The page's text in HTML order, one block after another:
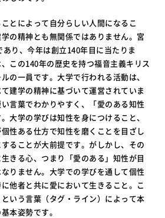
とによって自分らしい人間になるこ
の精神とも無関係ではありません。宮
り、今年は創立140年目に当たりま
この140年の歴史を持つ福音主義キリス
の一員です。大学で行われる活動は、
建学の精神に基づいて運営されていま
言葉でわかりやすく、「愛のある知性
大学の学びは知性を身につけること、
性ある仕方で知性を磨くことを目ざし
ることが大前提です。がしかし、その
きる心、つまり「愛のある」知性が目
りません。大学での学びを通して個性
他者と共に愛において生きること。こ
いう言葉（タグ・ライン）によって本
本姿勢です。